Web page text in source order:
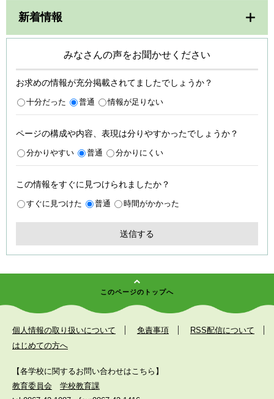
新着情報
みなさんの声をお聞かせください
お求めの情報が充分掲載されてましたでしょうか？
十分だった 普通 情報が足りない
ページの構成や内容、表現は分りやすかったでしょうか？
分かりやすい 普通 分かりにくい
この情報をすぐに見つけられましたか？
すぐに見つけた 普通 時間がかかった
このページのトップへ
個人情報の取り扱いについて 免責事項
RSS配信について
はじめての方へ
【各学校に関するお問い合わせはこちら】
教育委員会
学校教育課